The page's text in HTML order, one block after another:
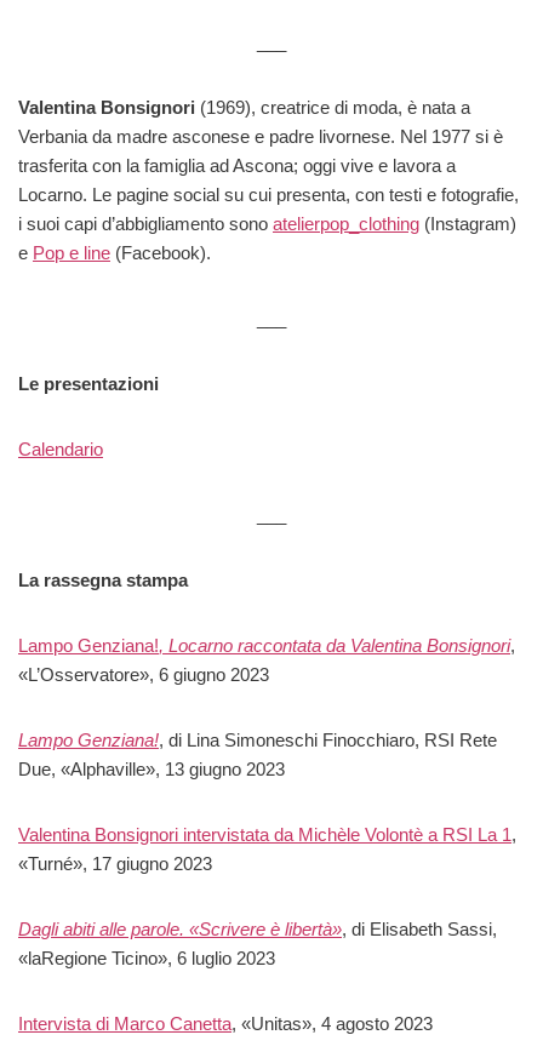
Valentina Bonsignori (1969), creatrice di moda, è nata a
Verbania da madre asconese e padre livornese. Nel 1977 si è
trasferita con la famiglia ad Ascona; oggi vive e lavora a
Locarno. Le pagine social su cui presenta, con testi e fotografie,
i suoi capi d’abbigliamento sono atelierpop_clothing (Instagram)
e Pop e line (Facebook).
Le presentazioni
Calendario
La rassegna stampa
Lampo Genziana!, Locarno raccontata da Valentina Bonsignori,
«L’Osservatore», 6 giugno 2023
Lampo Genziana!, di Lina Simoneschi Finocchiaro, RSI Rete
Due, «Alphaville», 13 giugno 2023
Valentina Bonsignori intervistata da Michèle Volontè a RSI La 1,
«Turné», 17 giugno 2023
Dagli abiti alle parole. «Scrivere è libertà», di Elisabeth Sassi,
«laRegione Ticino», 6 luglio 2023
Intervista di Marco Canetta, «Unitas», 4 agosto 2023